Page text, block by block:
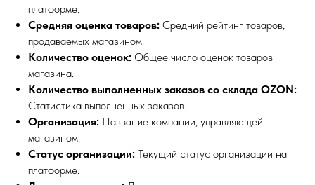
платформе.
Средняя оценка товаров: Средний рейтинг товаров,
продаваемых магазином.
Количество оценок: Общее число оценок товаров
магазина.
Количество выполненных заказов со склада OZON:
Статистика выполненных заказов.
Организация: Название компании, управляющей
магазином.
Статус организации: Текущий статус организации на
платформе.